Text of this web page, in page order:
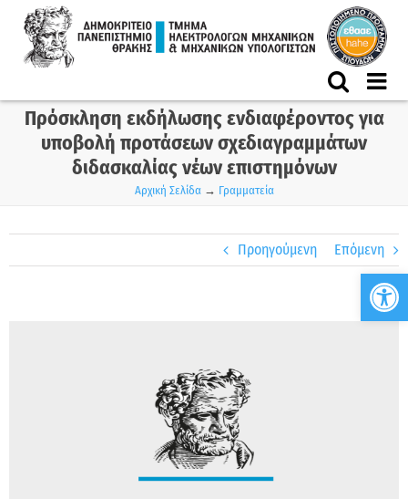
content
Πρόσκληση εκδήλωσης ενδιαφέροντος για
υποβολή προτάσεων σχεδιαγραμμάτων
διδασκαλίας νέων επιστημόνων
Αρχική Σελίδα→ Γραμματεία
Προηγούμενη Επόμενη